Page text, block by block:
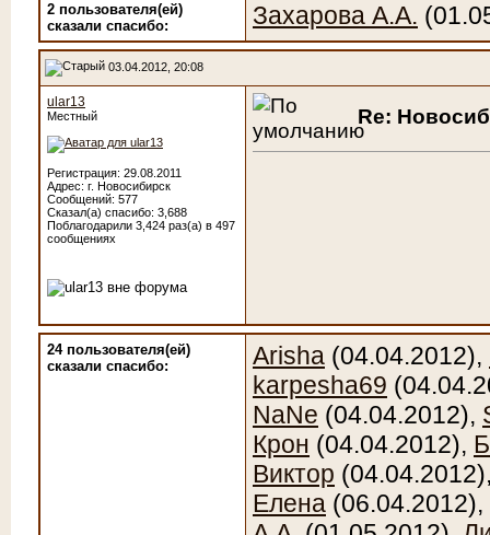
2 пользователя(ей)
сказали cпасибо:
Захарова А.А.
03.04.2012, 20:08
ular13
Местный
Регистрация: 29.08.2011
Адрес: г. Новосибирск
Сообщений: 577
Сказал(а) спасибо: 3,688
Поблагодарили 3,424 раз(а) в 497
сообщениях
Re:
24 пользователя(ей)
сказали cпасибо:
Arisha (04.04.2012),
karpesha69
NaNe (04.04.2012),
Крон (04.04.2012),
Виктор
Елена (06.04.2012),